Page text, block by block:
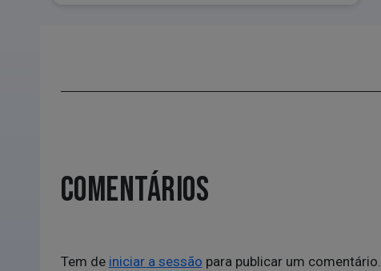
COMENTÁRIOS
Tem de iniciar a sessão para publicar um comentário.